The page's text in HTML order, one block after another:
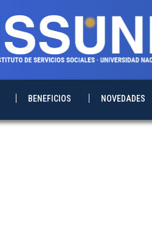
BENEFICIOS NOVEDADES